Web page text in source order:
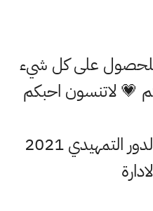
للحصول على كل شيء
💗 لاتنسون احبكم
جدول الامتحان المهني الدور التمهيدي 2021